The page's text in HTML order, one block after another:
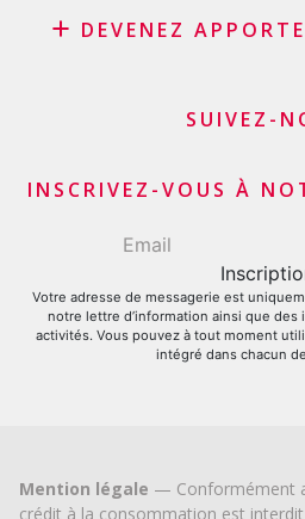
Rachat de
Demande carte
DEVENEZ
Apporteurs d’affaires
SUIVEZ-
INSCRIVEZ-VOUS À
Votre adresse de messagerie est
notre lettre d’information ainsi que
activités. Vous pouvez à tout moment
intégré dans chacun
Mention légale — Conformément
crédit à la consommation est interdit